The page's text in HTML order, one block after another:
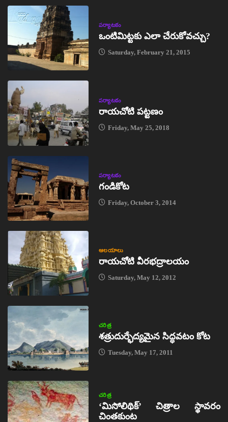
పర్యాటకం
ఒంటిమిట్టకు ఎలా చేరుకోవచ్చు?
Saturday, February 21, 2015
పర్యాటకం
రాయచోటి పట్టణం
Friday, May 25, 2018
పర్యాటకం
గండికోట
Friday, October 3, 2014
ఆలయాలు
రాయచోటి వీరభద్రాలయం
Saturday, May 12, 2012
చరిత్ర
శత్రుదుర్భేద్యమైన సిద్ధవటం కోట
Tuesday, May 17, 2011
చరిత్ర
‘మిసోలిథిక్‌’ చిత్రాల స్థావరం
చింతకుంట